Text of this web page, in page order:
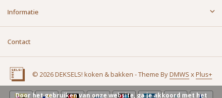
Informatie
Contact
© 2026 DEKSELS! koken & bakken - Theme ByDMWS xPlus+
Door het gebruiken van onze website, ga je akkoord met het